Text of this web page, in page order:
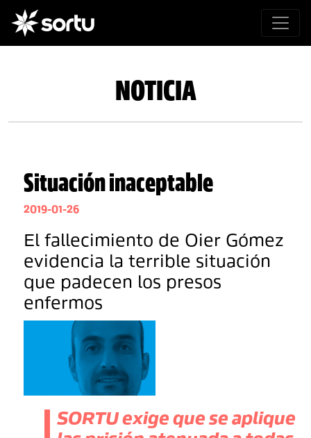
NOTICIA
Situación inaceptable
2019-01-26
El fallecimiento de Oier Gómez
evidencia la terrible situación
que padecen los presos
enfermos
SORTU exige que se aplique